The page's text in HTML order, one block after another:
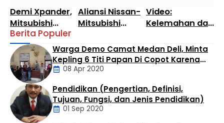
Demi Xpander,
Mitsubishi
Bakal
Mengimpor
Kembali Pajero
Sport
Aliansi Nissan-
Mitsubishi
Livina Versi
Mungil
Video:
Kelemahan dan
New Terios
Berita Populer
Daerah
Warga Demo Camat Medan Deli, Minta
Kepling 6 Titi Papan Di Copot Karena
Tak Perduli Sama Warganya
08 Apr 2020
Pendidikan (Pengertian, Definisi,
Tujuan, Fungsi, dan Jenis Pendidikan)
01 Sep 2020